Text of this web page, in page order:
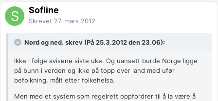
Sofline
Skrevet 27. mars 2012
Nord og ned. skrev (På 25.3.2012 den 23.06):
Ikke i følge avisene siste uke. Og uansett burde Norge ligge
på bunn i verden og ikke på topp over land med ufør
befolkning, målt etter folkehelsa.
Men med et system som regelrett oppfordrer til å la være å